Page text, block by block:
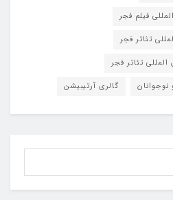
فیلم فجر
تئاتر فجر
تئاتر فجر
گالری آرتیبیشن